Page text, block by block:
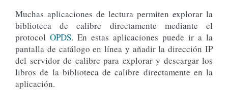
Muchas aplicaciones de lectura permiten explorar la
biblioteca de calibre directamente mediante el
protocol OPDS. En estas aplicaciones puede ir a la
pantalla de catálogo en línea y añadir la dirección IP
del servidor de calibre para explorar y descargar los
libros de la biblioteca de calibre directamente en la
aplicación.